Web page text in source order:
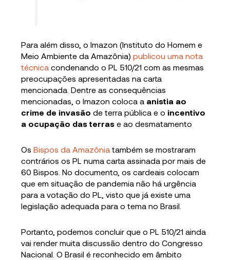
Para além disso, o Imazon (Instituto do Homem e
Meio Ambiente da Amazônia) publicou uma nota
técnica condenando o PL 510/21 com as mesmas
preocupações apresentadas na carta
mencionada. Dentre as consequências
mencionadas, o Imazon coloca a anistia ao
crime de invasãode terra pública e o incentivo
a ocupação das terras e ao desmatamento
OsBispos da Amazônia também se mostraram
contrários os PL numa carta assinada por mais de
60 Bispos. No documento, os cardeais colocam
que em situação de pandemia não há urgência
para a votação do PL, visto que já existe uma
legislação adequada para o tema no Brasil.
Portanto, podemos concluir que o PL 510/21 ainda
vai render muita discussão dentro do Congresso
Nacional. O Brasil é reconhecido em âmbito